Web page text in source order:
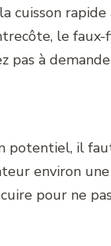
cuisson
le
pas à
potentiel, il
environ
pour ne